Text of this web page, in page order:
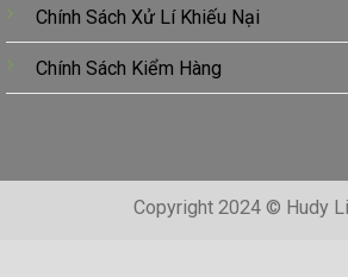
Chính Sách Xử Lí Khiếu Nại
Chính Sách Kiểm Hàng
Copyright 2024 © Hudy